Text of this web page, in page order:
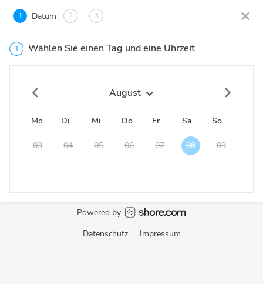
1 Datum 2 3
1 Wählen Sie einen Tag und eine Uhrzeit
August
Mo Di Mi Do Fr Sa So
03 04 05 06 07 08 09
Powered by
Datenschutz
Impressum